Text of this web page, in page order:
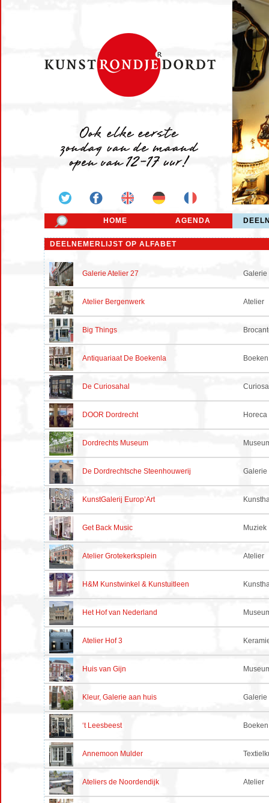
HOME AGENDA
DEELNEMERLIJST OP ALFABET
Galerie Atelier 27 Galerie
Atelier Bergenwerk Atelier
Big Things
Antiquariaat De Boekenla Boeken
De Curiosahal Curiosa
DOOR Dordrecht
Dordrechts Museum
De Dordrechtsche Steenhouwerij Galerie
KunstGalerij Europ’Art
Get Back Music Muziek
Atelier Grotekerksplein Atelier
H&M Kunstwinkel & Kunstuitleen
Het Hof van Nederland
Atelier Hof 3
Huis van Gijn
Kleur, Galerie aan huis Galerie
‘t Leesbeest Boeken
Annemoon Mulder
Ateliers de Noordendijk Atelier